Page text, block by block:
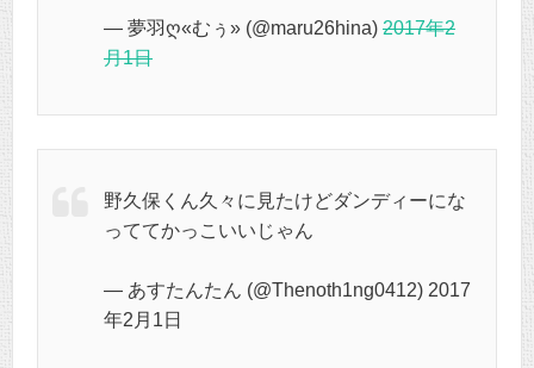
— 夢羽ღ«むぅ» (@maru26hina) 2017年2
月1日
野久保くん久々に見たけどダンディーにな
っててかっこいいじゃん
— あすたんたん (@Thenoth1ng0412) 2017
年2月1日